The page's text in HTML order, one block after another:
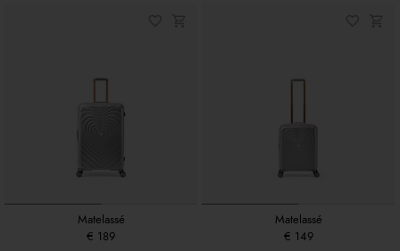
Matelassé
€ 189
Matelassé
€ 149